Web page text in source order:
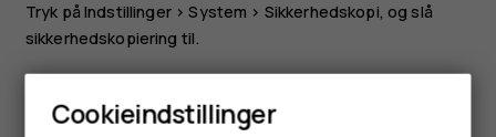
Tryk påIndstillinger>System > Sikkerhedskopi, og slå
sikkerhedskopiering til.
Cookieindstillinger